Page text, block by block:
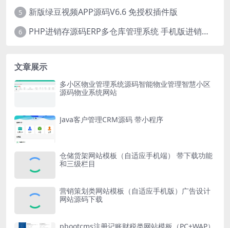
5 新版绿豆视频APP源码V6.6 免授权插件版
6 PHP进销存源码ERP多仓库管理系统 手机版进销存 php网络版进销存小程序
文章展示
多小区物业管理系统源码智能物业管理智慧小区
源码物业系统网站
Java客户管理CRM源码 带小程序
仓储货架网站模板（自适应手机端） 带下载功能
和三级栏目
营销策划类网站模板（自适应手机版）广告设计
网站源码下载